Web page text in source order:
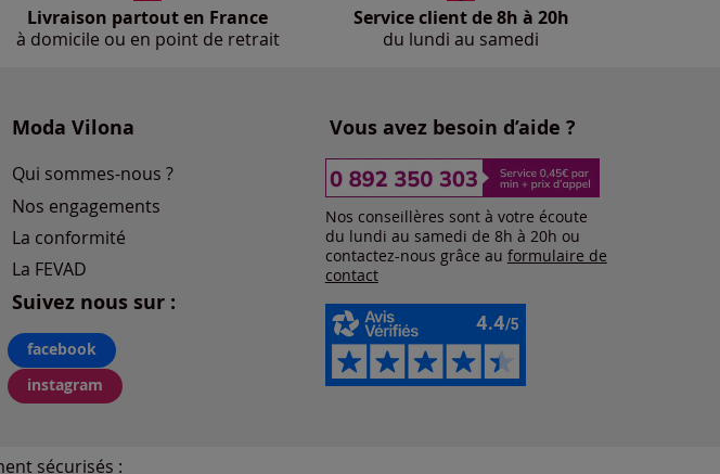
Livraison partout en France
à domicile ou en point de retrait
Service client de 8h à 20h
du lundi au samedi
Moda Vilona
Qui sommes-nous ?
Nos engagements
La conformité
La FEVAD
Suivez nous sur :
facebook
instagram
Vous avez besoin d’aide ?
Nos conseillères sont à votre écoute
du lundi au samedi de 8h à 20h ou
contactez-nous grâce au formulaire de
contact
sécurisés :